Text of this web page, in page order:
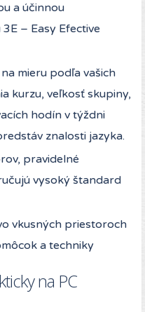
a účinnou
– Easy Efective
mieru podľa vašich
kurzu, veľkosť skupiny,
hodín v týždni
znalosti jazyka.
pravidelné
vysoký štandard
vkusných priestoroch
a techniky
na PC